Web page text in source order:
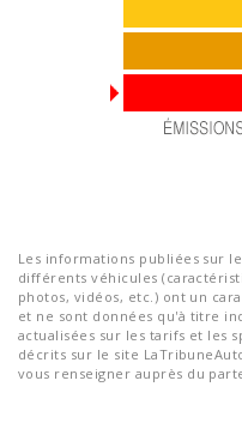
Les informations publiées sur
différents véhicules
photos, vidéos, etc.) ont un
et ne sont données qu'à titre
actualisées sur les tarifs et les
décrits sur le site
vous renseigner auprès du